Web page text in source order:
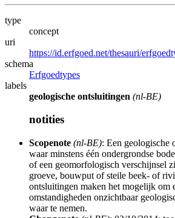
type
concept
uri
https://id.erfgoed.net/thesauri/
schema
Erfgoedtypes
labels
geologische ontsluitingen (nl-BE)
notities
Scopenote (nl-BE): Een geologische
waar minstens één ondergrondse
of een geomorfologisch verschijnsel
groeve, bouwput of steile beek- of
ontsluitingen maken het mogelijk om
omstandigheden onzichtbaar
waar te nemen.